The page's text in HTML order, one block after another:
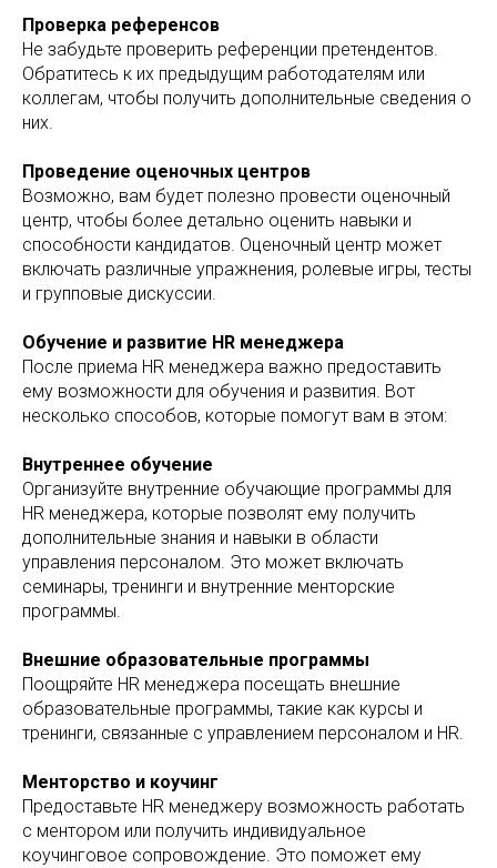
Проверка референсов
Не забудьте проверить референции претендентов.
Обратитесь к их предыдущим работодателям или
коллегам, чтобы получить дополнительные сведения о
них.
Проведение оценочных центров
Возможно, вам будет полезно провести оценочный
центр, чтобы более детально оценить навыки и
способности кандидатов. Оценочный центр может
включать различные упражнения, ролевые игры, тесты
и групповые дискуссии.
Обучение и развитие HR менеджера
После приема HR менеджера важно предоставить
ему возможности для обучения и развития. Вот
несколько способов, которые помогут вам в этом:
Внутреннее обучение
Организуйте внутренние обучающие программы для
HR менеджера, которые позволят ему получить
дополнительные знания и навыки в области
управления персоналом. Это может включать
семинары, тренинги и внутренние менторские
программы.
Внешние образовательные программы
Поощряйте HR менеджера посещать внешние
образовательные программы, такие как курсы и
тренинги, связанные с управлением персоналом и HR.
Менторство и коучинг
Предоставьте HR менеджеру возможность работать
с ментором или получить индивидуальное
коучинговое сопровождение. Это поможет ему